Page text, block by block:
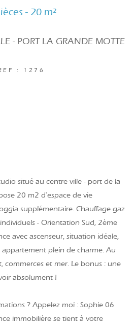
- 20 m²
- PORT LA GRANDE MOTTE
: 1276
situé au centre ville - port de la
20 m2 d'espace de vie
supplémentaire. Chauffage gaz
- Orientation Sud, 2ème
avec ascenseur, situation idéale,
plein de charme. Au
commerces et mer. Le bonus : une
absolument !
? Appelez moi : Sophie 06
immobilière se tient à votre